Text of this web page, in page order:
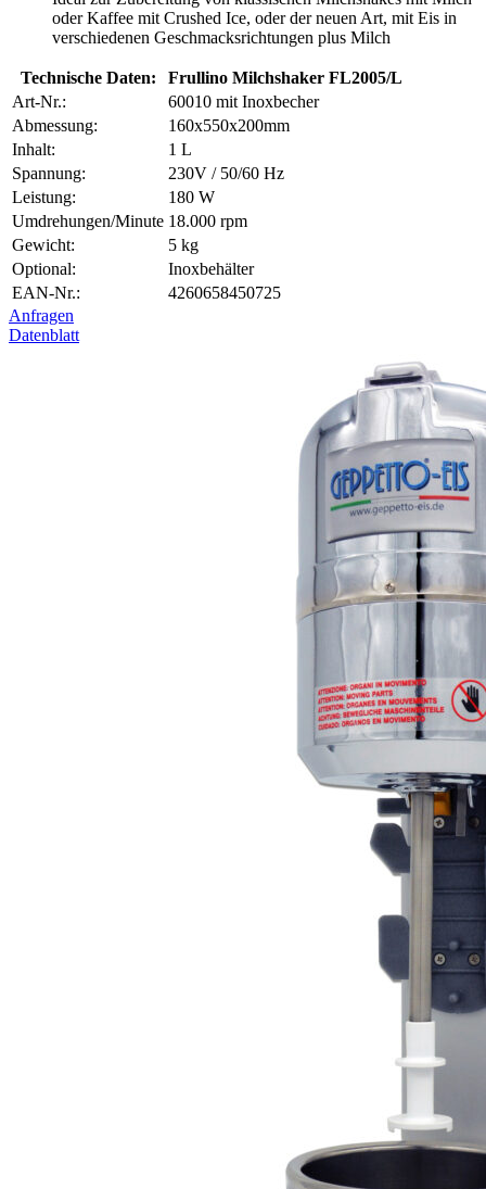
oder Kaffee mit Crushed Ice, oder der neuen Art, mit Eis in
verschiedenen Geschmacksrichtungen plus Milch
Technische Daten:
Frullino Milchshaker FL2005/L
Art-Nr.:
60010 mit Inoxbecher
Abmessung:
160x550x200mm
Inhalt:
1 L
Spannung:
230V / 50/60 Hz
Leistung:
180 W
Umdrehungen/Minute 18.000 rpm
Gewicht:
5 kg
Optional:
Inoxbehälter
EAN-Nr.:
4260658450725
Anfragen
Datenblatt